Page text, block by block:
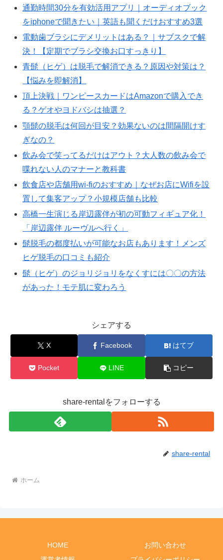
通勤時間30分を有効活用アプリ｜オーディオブック
をiphoneで聞きたい｜英語も聞くだけおすすめ3選
電動歯ブラシにデメリットはある？｜サブスクで解
決！【定期でブラシ交換お口すっきり】
青髭（ヒゲ）は脱毛で解消できる？原因や対策は？
【悩みを即解消】
頂上決戦｜ワンピースカードはAmazonで購入でき
る？ゲオやヨドバシは抽選？
顎髭の脱毛は何回が目安？効果ないのは間隔開けす
ぎなの？
飲み会で笑ってるだけはアウト？大人数の飲み会で
喋れない人のマナーと教科書
飲食店や店舗用wi-fiのおすすめ｜なぜお店にWifiを設
置して集客アップ？小規模店舗も比較
高橋一生演じる岸辺露伴が初の可動フィギュア化！
「岸辺露伴 ルーヴルへ行く」
髭脱毛の都度払いが可能なお店もあります！メンズ
ヒゲ脱毛の口コミも紹介
髭（ヒゲ）のジョリジョリをなくすには〇〇の方法
があった！モテ肌に変わろう
シェアする
X Facebook はてブ
Pocket LINE コピー
share-rentalをフォローする
share-rental
ホーム
HOME
お問い合わせ